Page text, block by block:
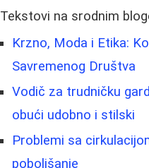
Tekstovi na srodnim
Krzno, Moda i Etika:
Savremenog Društva
Vodič za trudničku
obući udobno i stilski
Problemi sa
poboljšanje